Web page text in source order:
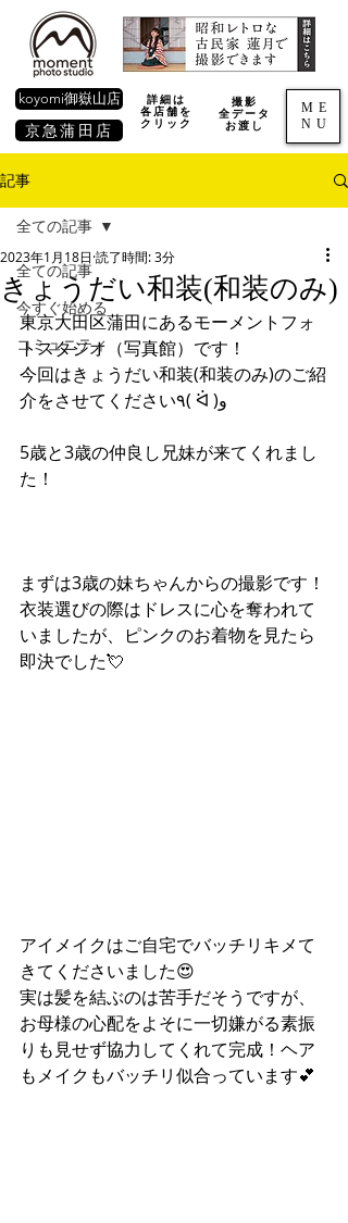
京急蒲田店
koyomi御嶽山店
撮影
全データ
お渡し
ME
NU
詳細は
各店舗を
​クリック
記事
全ての記事
今すぐ始める
コミュニティ
全ての記事
きょうだい和装(和装のみ)
2023年1月18日 読了時間: 3分
東京大田区蒲田にあるモーメントフォ
トスタジオ（写真館）です！
今回はきょうだい和装(和装のみ)のご紹
介をさせてください٩( ᐛ )و
5歳と3歳の仲良し兄妹が来てくれまし
た！
まずは3歳の妹ちゃんからの撮影です！
衣装選びの際はドレスに心を奪われて
いましたが、ピンクのお着物を見たら
即決でした💘
アイメイクはご自宅でバッチリキメて
きてくださいました😍
実は髪を結ぶのは苦手だそうですが、
お母様の心配をよそに一切嫌がる素振
りも見せず協力してくれて完成！ヘア
もメイクもバッチリ似合っています💕